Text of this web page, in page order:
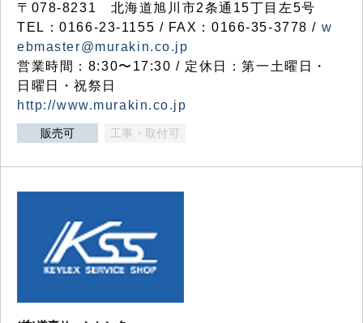
〒078-8231 北海道旭川市2条通15丁目左5号
TEL：0166-23-1155 / FAX：0166-35-3778 / w
ebmaster@murakin.co.jp
営業時間：8:30〜17:30 / 定休日：第一土曜日・
日曜日・祝祭日
http://www.murakin.co.jp
販売可 工事・取付可